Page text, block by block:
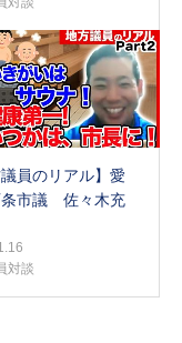
議員のリアル】愛
条市議 佐々木充
対談